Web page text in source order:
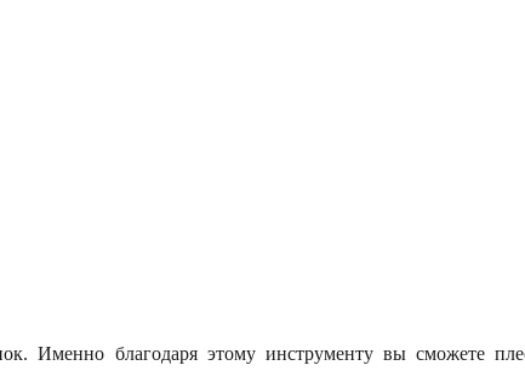
Именно благодаря этому инструменту вы сможете